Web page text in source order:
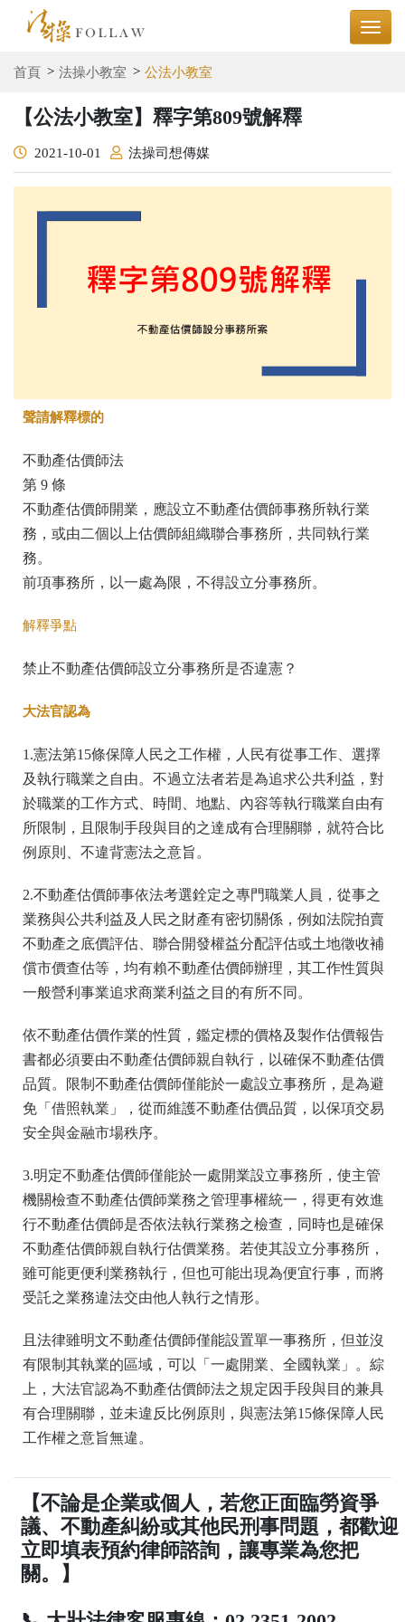
首頁 法操小教室 公法小教室
【公法小教室】釋字第809號解釋
2021-10-01 法操司想傳媒
聲請解釋標的
不動產估價師法
第 9 條
不動產估價師開業，應設立不動產估價師事務所執行業
務，或由二個以上估價師組織聯合事務所，共同執行業
務。
前項事務所，以一處為限，不得設立分事務所。
解釋爭點
禁止不動產估價師設立分事務所是否違憲？
大法官認為
1.憲法第15條保障人民之工作權，人民有從事工作、選擇
及執行職業之自由。不過立法者若是為追求公共利益，對
於職業的工作方式、時間、地點、內容等執行職業自由有
所限制，且限制手段與目的之達成有合理關聯，就符合比
例原則、不違背憲法之意旨。
2.不動產估價師事依法考選銓定之專門職業人員，從事之
業務與公共利益及人民之財產有密切關係，例如法院拍賣
不動產之底價評估、聯合開發權益分配評估或土地徵收補
償市價查估等，均有賴不動產估價師辦理，其工作性質與
一般營利事業追求商業利益之目的有所不同。
依不動產估價作業的性質，鑑定標的價格及製作估價報告
書都必須要由不動產估價師親自執行，以確保不動產估價
品質。限制不動產估價師僅能於一處設立事務所，是為避
免「借照執業」，從而維護不動產估價品質，以保項交易
安全與金融市場秩序。
3.明定不動產估價師僅能於一處開業設立事務所，使主管
機關檢查不動產估價師業務之管理事權統一，得更有效進
行不動產估價師是否依法執行業務之檢查，同時也是確保
不動產估價師親自執行估價業務。若使其設立分事務所，
雖可能更便利業務執行，但也可能出現為便宜行事，而將
受託之業務違法交由他人執行之情形。
且法律雖明文不動產估價師僅能設置單一事務所，但並沒
有限制其執業的區域，可以「一處開業、全國執業」。綜
上，大法官認為不動產估價師法之規定因手段與目的兼具
有合理關聯，並未違反比例原則，與憲法第15條保障人民
工作權之意旨無違。
【不論是企業或個人，若您正面臨勞資爭
議、不動產糾紛或其他民刑事問題，都歡迎
立即填表預約律師諮詢，讓專業為您把
關。】